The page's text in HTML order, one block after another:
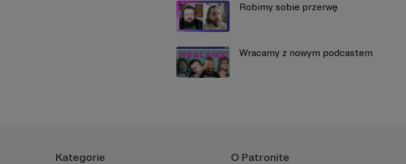
Robimy sobie przerwę
Wracamy z nowym podcastem
Kategorie O Patronite